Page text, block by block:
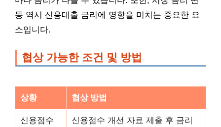
동 역시 신용대출 금리에 영향을 미치는 중요한 요
소입니다.
협상 가능한 조건 및 방법
상황 협상 방법
신용점수
신용점수 개선 자료 제출 후 금리